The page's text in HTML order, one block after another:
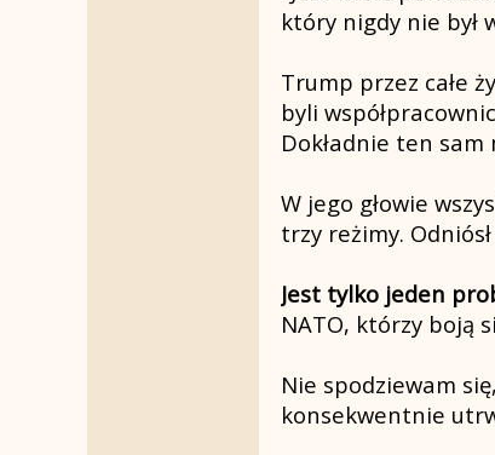
który nigdy nie był
Trump przez całe
byli
Dokładnie ten
W jego głowie
trzy reżimy.
Jest tylko jeden
NATO, którzy boją
Nie spodziewam
konsekwentnie